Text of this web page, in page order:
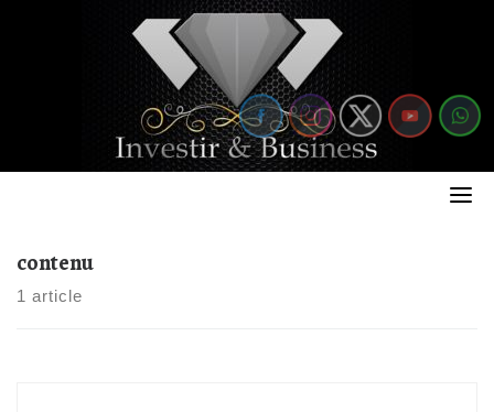
contenu
1 article